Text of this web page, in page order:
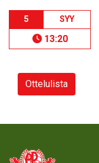
5 SYY
13:20
Ottelulista